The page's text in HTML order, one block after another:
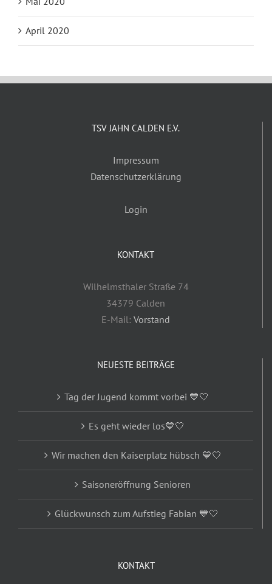
April 2020
TSV JAHN CALDEN E.V.
Impressum
Datenschutzerklärung
Login
KONTAKT
Wilhelmsthaler Straße 74
34379 Calden
E-Mail: Vorstand
NEUESTE BEITRÄGE
Tag der Jugend kommt vorbei 💙🤍
Es geht wieder los💙🤍
Wir machen den Kaiserplatz hübsch 💙🤍
Saisoneröffnung Senioren
Glückwunsch zum Aufstieg Fabian 💙🤍
KONTAKT